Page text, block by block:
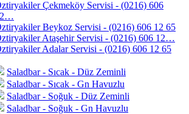
Çekmeköy Servisi - (0216) 606
Beykoz Servisi - (0216) 606 12 65
Ataşehir Servisi - (0216) 606 12…
Adalar Servisi - (0216) 606 12 65
Saladbar - Sıcak - Düz Zeminli
Saladbar - Sıcak - Gn Havuzlu
Saladbar - Soğuk - Düz Zeminli
Saladbar - Soğuk - Gn Havuzlu